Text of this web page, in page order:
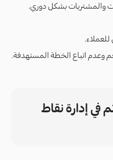
والمشتريات بشكل دوري.
للعملاء.
وعدم اتباع الخطة المستهدفة.
في إدارة نقاط